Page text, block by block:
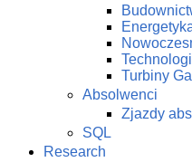
Turbiny
Absolwenci
Zjazdy
SQL
Research